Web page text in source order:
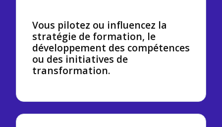
Vous pilotez ou influencez la
stratégie de formation, le
développement des compétences
ou des initiatives de
transformation.